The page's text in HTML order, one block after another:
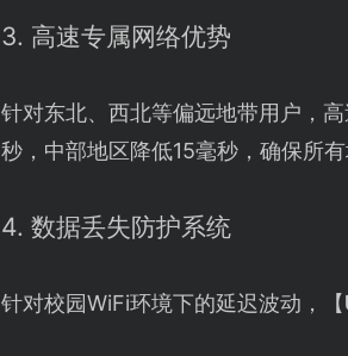
3. 高速专属网络优势
针对东北、西北等偏远地带用户，
秒，中部地区降低15毫秒，确保所
4. 数据丢失防护系统
针对校园WiFi环境下的延迟波动，【